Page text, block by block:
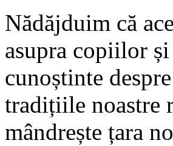
Nădăjduim că
asupra copiilor
cunoștinte
tradițiile noastre
mândrește țara